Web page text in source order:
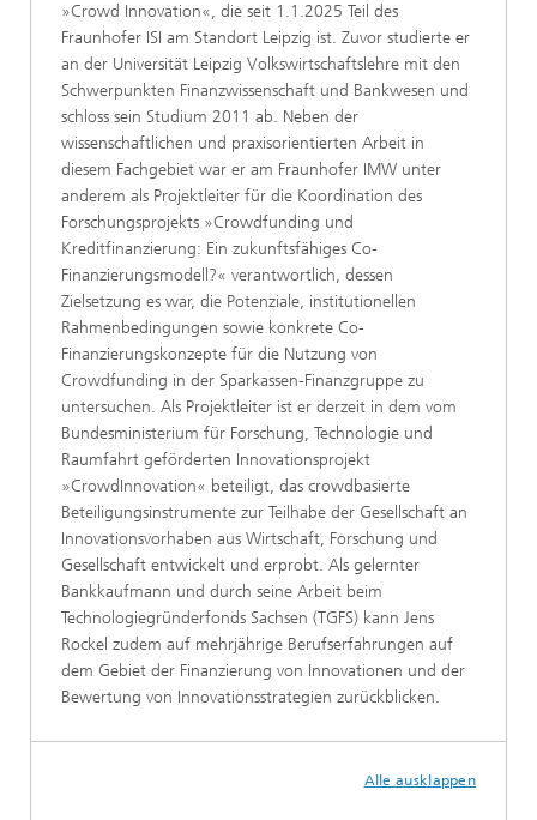
»Crowd Innovation«, die seit 1.1.2025 Teil des
Fraunhofer ISI am Standort Leipzig ist. Zuvor studierte er
an der Universität Leipzig Volkswirtschaftslehre mit den
Schwerpunkten Finanzwissenschaft und Bankwesen und
schloss sein Studium 2011 ab. Neben der
wissenschaftlichen und praxisorientierten Arbeit in
diesem Fachgebiet war er am Fraunhofer IMW unter
anderem als Projektleiter für die Koordination des
Forschungsprojekts »Crowdfunding und
Kreditfinanzierung: Ein zukunftsfähiges Co-
Finanzierungsmodell?« verantwortlich, dessen
Zielsetzung es war, die Potenziale, institutionellen
Rahmenbedingungen sowie konkrete Co-
Finanzierungskonzepte für die Nutzung von
Crowdfunding in der Sparkassen-Finanzgruppe zu
untersuchen. Als Projektleiter ist er derzeit in dem vom
Bundesministerium für Forschung, Technologie und
Raumfahrt geförderten Innovationsprojekt
»CrowdInnovation« beteiligt, das crowdbasierte
Beteiligungsinstrumente zur Teilhabe der Gesellschaft an
Innovationsvorhaben aus Wirtschaft, Forschung und
Gesellschaft entwickelt und erprobt. Als gelernter
Bankkaufmann und durch seine Arbeit beim
Technologiegründerfonds Sachsen (TGFS) kann Jens
Rockel zudem auf mehrjährige Berufserfahrungen auf
dem Gebiet der Finanzierung von Innovationen und der
Bewertung von Innovationsstrategien zurückblicken.
Alle ausklappen